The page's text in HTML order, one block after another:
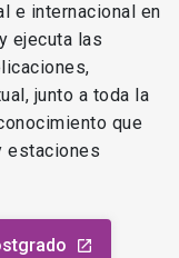
e internacional en
ejecuta las
junto a toda la
que
estaciones
launch